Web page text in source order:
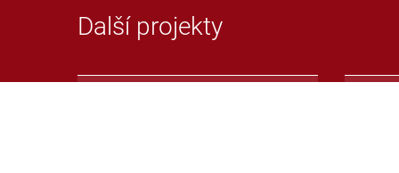
Další projekty